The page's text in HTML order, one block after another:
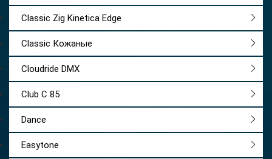
Classic Zig Kinetica Edge
Classic Кожаные
Cloudride DMX
Club C 85
Dance
Easytone